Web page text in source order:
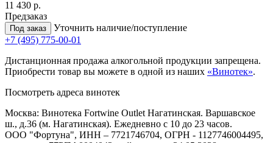
11 430 р.
Предзаказ
Под заказ
Уточнить наличие/поступление
+7 (495) 775-00-01
Дистанционная продажа алкогольной продукции запрещена.
Приобрести товар вы можете в одной из наших «Винотек».
Посмотреть адреса винотек
Москва: Винотека Fortwine Outlet Нагатинская. Варшавское
ш., д.36 (м. Нагатинская). Ежедневно с 10 до 23 часов.
ООО "Фортуна", ИНН – 7721746704, ОГРН - 1127746004495,